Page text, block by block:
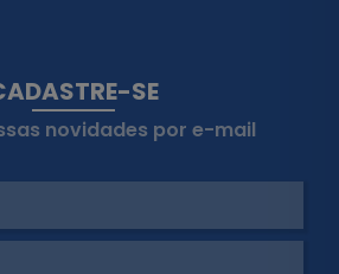
SE
novidades por e-mail